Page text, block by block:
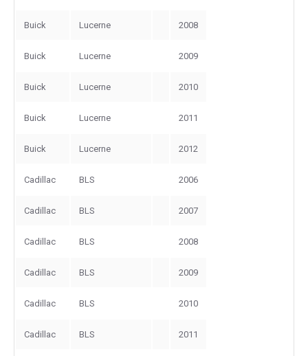
Buick Lucerne 2008
Buick Lucerne 2009
Buick Lucerne 2010
Buick Lucerne 2011
Buick Lucerne 2012
Cadillac BLS 2006
Cadillac BLS 2007
Cadillac BLS 2008
Cadillac BLS 2009
Cadillac BLS 2010
Cadillac BLS 2011